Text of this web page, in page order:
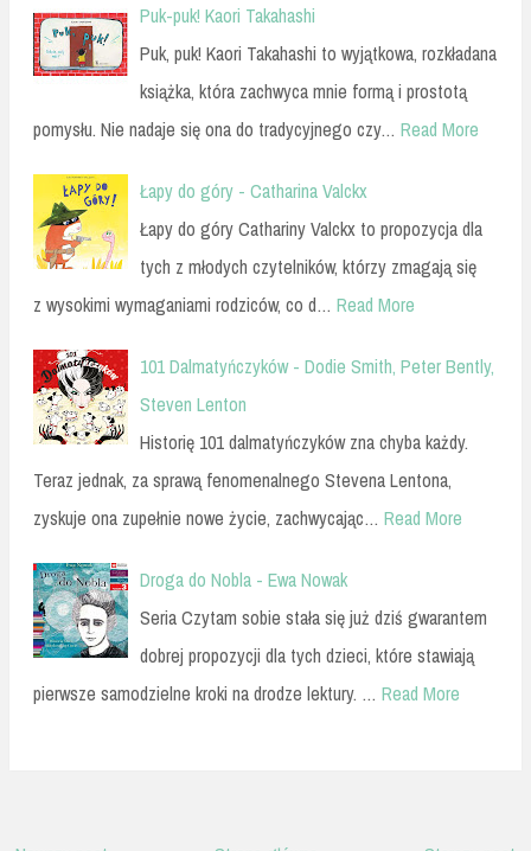
Puk-puk! Kaori Takahashi
Puk, puk! Kaori Takahashi to wyjątkowa, rozkładana
książka, która zachwyca mnie formą i prostotą
pomysłu. Nie nadaje się ona do tradycyjnego czy… Read More
Łapy do góry - Catharina Valckx
Łapy do góry Cathariny Valckx to propozycja dla
tych z młodych czytelników, którzy zmagają się
z wysokimi wymaganiami rodziców, co d… Read More
101 Dalmatyńczyków - Dodie Smith, Peter Bently,
Steven Lenton
Historię 101 dalmatyńczyków zna chyba każdy.
Teraz jednak, za sprawą fenomenalnego Stevena Lentona,
zyskuje ona zupełnie nowe życie, zachwycając… Read More
Droga do Nobla - Ewa Nowak
Seria Czytam sobie stała się już dziś gwarantem
dobrej propozycji dla tych dzieci, które stawiają
pierwsze samodzielne kroki na drodze lektury. … Read More